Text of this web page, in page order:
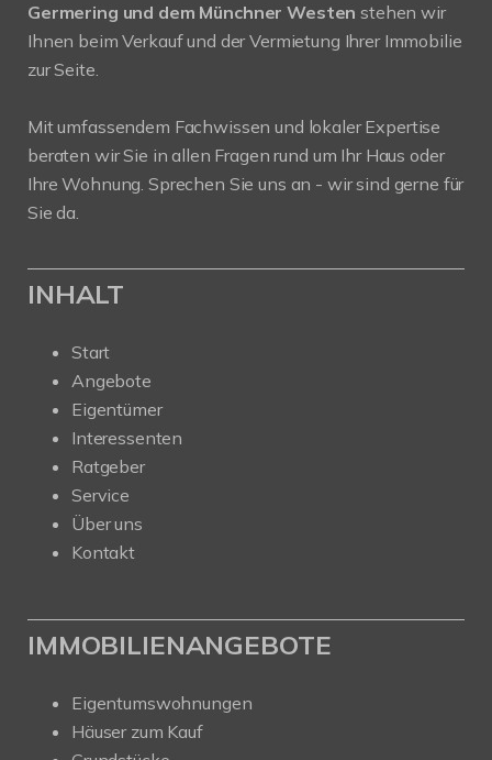
Germering und dem Münchner Westen stehen wir
Ihnen beim Verkauf und der Vermietung Ihrer Immobilie
zur Seite.
Mit umfassendem Fachwissen und lokaler Expertise
beraten wir Sie in allen Fragen rund um Ihr Haus oder
Ihre Wohnung. Sprechen Sie uns an - wir sind gerne für
Sie da.
INHALT
Start
Angebote
Eigentümer
Interessenten
Ratgeber
Service
Über uns
Kontakt
IMMOBILIENANGEBOTE
Eigentumswohnungen
Häuser zum Kauf